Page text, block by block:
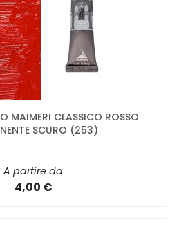
MAIMERI CLASSICO ROSSO
SCURO (253)
A partire da
4,00 €